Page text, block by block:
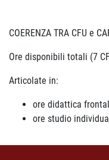
COERENZA TRA CFU e
Ore disponibili totali (7
Articolate in:
ore didattica
ore studio